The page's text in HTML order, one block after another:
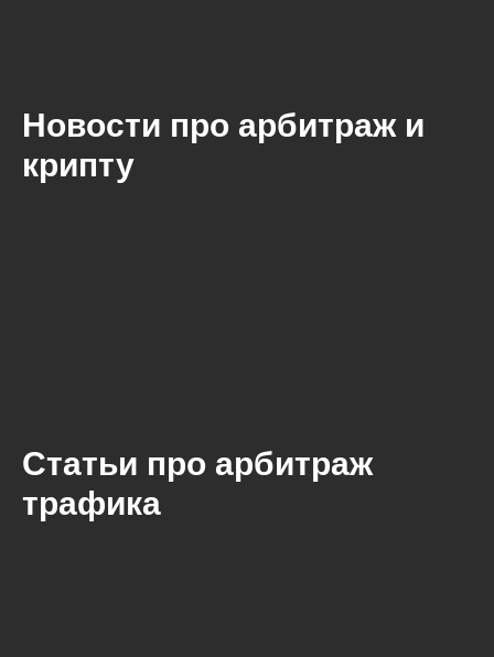
Новости про арбитраж и
крипту
Статьи про арбитраж
трафика